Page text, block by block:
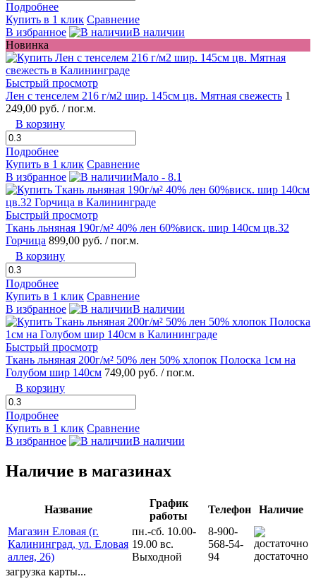
Подробнее
Купить в 1 клик Сравнение
В избранное
В наличии
Новинка
Быстрый просмотр
Лен с тенселем 216 г/м2 шир. 145см цв. Мятная свежесть 1
249,00 руб. / пог.м.
В корзину
Подробнее
Купить в 1 клик Сравнение
В избранное
Мало - 8.1
Быстрый просмотр
Ткань льняная 190г/м² 40% лен 60%виск. шир 140см цв.32
Горчица 899,00 руб. / пог.м.
В корзину
Подробнее
Купить в 1 клик Сравнение
В избранное
В наличии
Быстрый просмотр
Ткань льняная 200г/м² 50% лен 50% хлопок Полоска 1см на
Голубом шир 140см 749,00 руб. / пог.м.
В корзину
Подробнее
Купить в 1 клик Сравнение
В избранное
В наличии
Наличие в магазинах
Название
График
работы
Телефон
Наличие
Магазин Еловая (г.
Калининград, ул. Еловая
аллея, 26)
пн.-сб. 10.00-
19.00 вс.
Выходной
8-900-
568-54-
94
достаточно
загрузка карты...